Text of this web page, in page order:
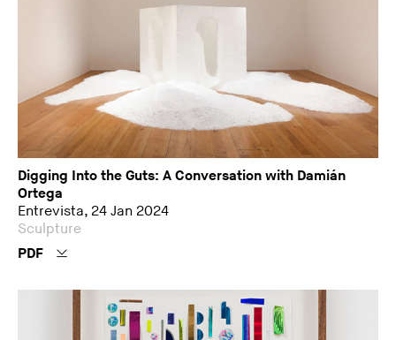
Digging Into the Guts: A Conversation with Damián
Ortega
Entrevista, 24 Jan 2024
Sculpture
PDF